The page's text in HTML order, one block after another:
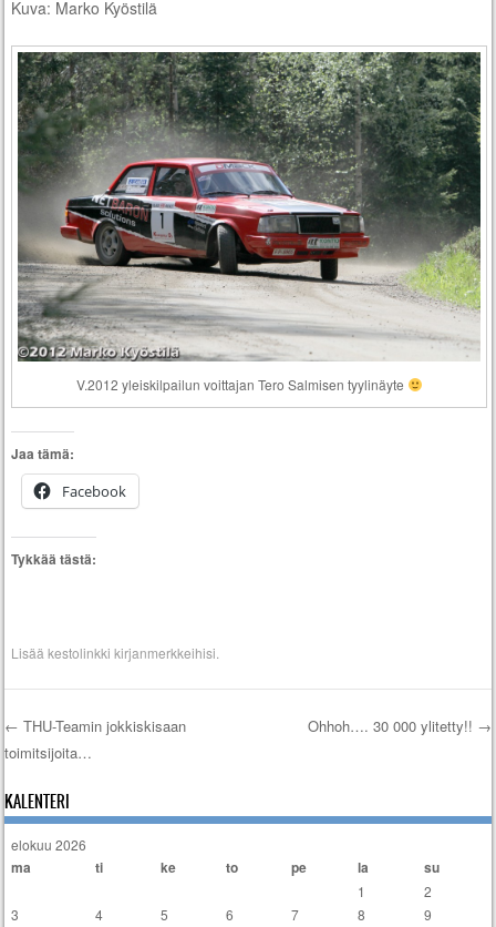
Kuva: Marko Kyöstilä
V.2012 yleiskilpailun voittajan Tero Salmisen tyylinäyte
Jaa tämä:
Facebook
Tykkää tästä:
Lisääkestolinkki kirjanmerkkeihisi.
Artikkelien selaus
← THU-Teamin jokkiskisaan
toimitsijoita…
Ohhoh…. 30 000 ylitetty!! →
KALENTERI
elokuu 2026
ma ti ke to pe la su
1
2
3
4 5 6 7 8
9